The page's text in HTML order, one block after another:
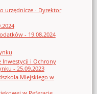
urzędnicze - Dyrektor
- 19.08.2024
Inwestycji i Ochrony
- 25.09.2023
Miejskiego w